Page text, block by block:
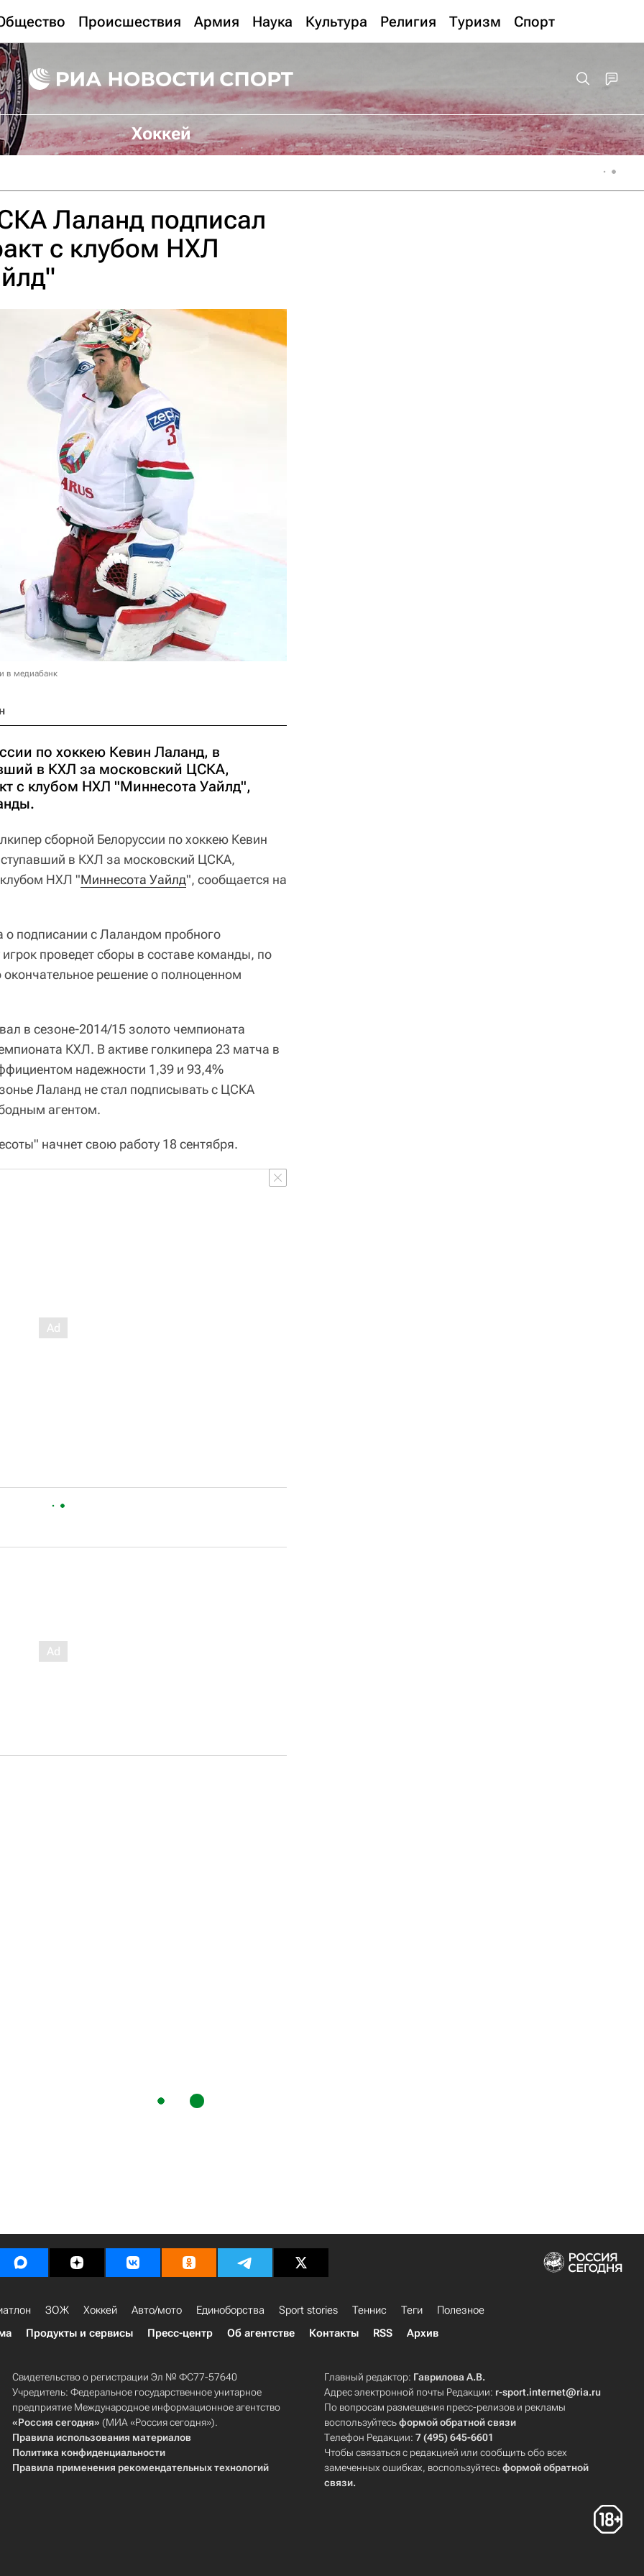
Происшествия Армия Наука Культура Религия Туризм Спорт
Хоккей
Лаланд подписал
с клубом НХЛ
в медиабанк
по хоккею Кевин Лаланд, в
в КХЛ за московский ЦСКА,
с клубом НХЛ "Миннесота Уайлд",
сборной Белоруссии по хоккею Кевин
в КХЛ за московский ЦСКА,
клубом НХЛ "Миннесота Уайлд", сообщается на
о подписании с Лаландом пробного
проведет сборы в составе команды, по
окончательное решение о полноценном
в сезоне-2014/15 золото чемпионата
КХЛ. В активе голкипера 23 матча в
надежности 1,39 и 93,4%
Лаланд не стал подписывать с ЦСКА
агентом.
начнет свою работу 18 сентября.
ЗОЖ Хоккей Авто/мото Единоборства Sport stories Теннис Теги
Полезное
Продукты и сервисы Пресс-центр Об агентстве Контакты RSS Архив
Свидетельство о регистрации Эл № ФС77-57640
Учредитель: Федеральное государственное унитарное
предприятие Международное информационное агентство
«Россия сегодня» (МИА «Россия сегодня»).
Правила использования материалов
Политика конфиденциальности
Правила применения рекомендательных технологий
Главный редактор: Гаврилова А.В.
Адрес электронной почты Редакции: r-sport.internet@ria.ru
По вопросам размещения пресс-релизов и рекламы
воспользуйтесьформой обратной связи
Телефон Редакции:7 (495) 645-6601
Чтобы связаться с редакцией или сообщить обо всех
замеченных ошибках, воспользуйтесьформой обратной
связи.